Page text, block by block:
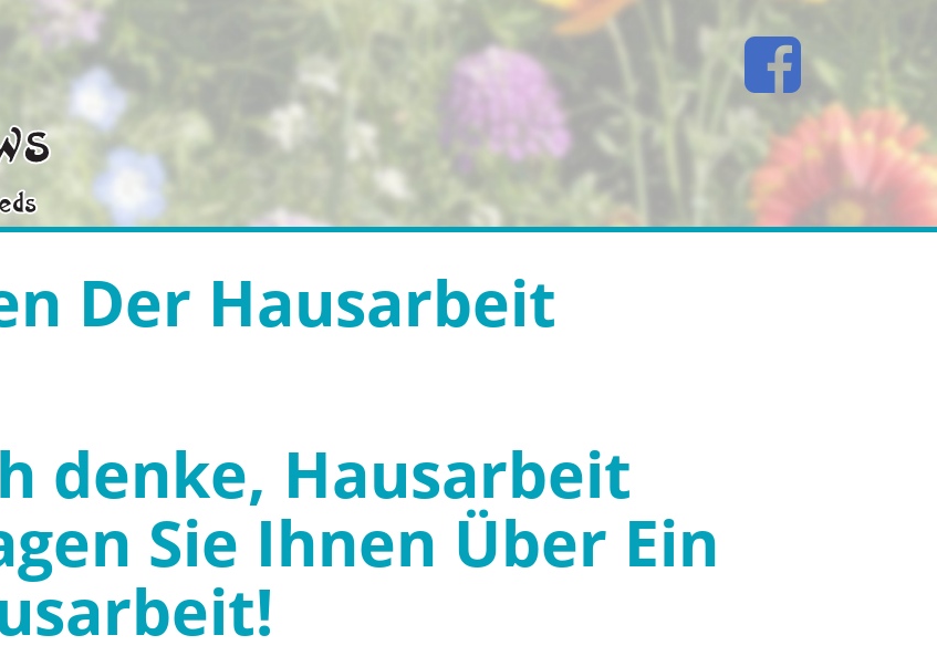
Der Hausarbeit
denke, Hausarbeit
Sie Ihnen Über Ein